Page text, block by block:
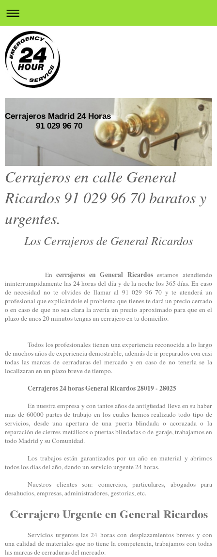
Cerrajeros Madrid 24 Horas
91 029 96 70
Cerrajeros en calle General
Ricardos 91 029 96 70 baratos y
urgentes.
Los Cerrajeros de General Ricardos
Encerrajeros en General Ricardosestamos atendiendo
ininterrumpidamente las 24 horas del día y de la noche los 365 días. En caso
de necesidad no te olvides de llamar al 91 029 96 70 y te atenderá un
profesional que explicándole el problema que tienes te dará un precio cerrado
o en caso de que no sea clara la avería un precio aproximado para que en el
plazo de unos 20 minutos tengas un cerrajero en tu domicilio.
Todos los profesionales tienen una experiencia reconocida a lo largo
de muchos años de experiencia demostrable, además de ir preparados con casi
todas las marcas de cerraduras del mercado y en caso de no tenerla se la
localizaran en un plazo breve de tiempo.
Cerrajeros 24 horas General Ricardos 28019 - 28025
En nuestra empresa y con tantos años de antigüedad lleva en su haber
mas de 60000 partes de trabajo en los cuales hemos realizado todo tipo de
servicios, desde una apertura de una puerta blindada o acorazada o la
reparación de cierres metálicos o puertas blindadas o de garaje, trabajamos en
todo Madrid y su Comunidad.
Los trabajos están garantizados por un año en material y abrimos
todos los días del año, dando un servicio urgente 24 horas.
Nuestros clientes son: comercios, particulares, abogados para
desahucios, empresas, administradores, gestorias, etc.
Cerrajero Urgente en General Ricardos
Servicios urgentes las 24 horas con desplazamientos breves y con
una calidad de materiales que no tiene la competencia, trabajamos con todas
las marcas de cerraduras del mercado.